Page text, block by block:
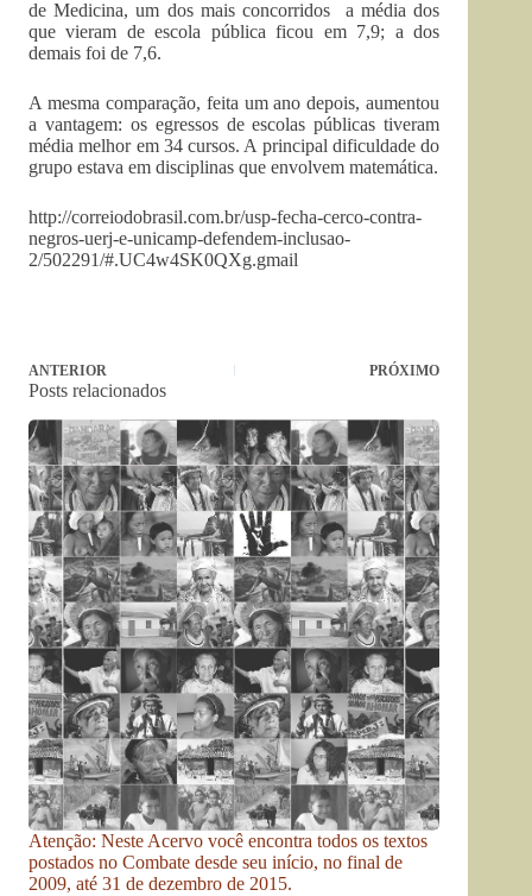
de Medicina, um dos mais concorridos a média dos
que vieram de escola pública ficou em 7,9; a dos
demais foi de 7,6.
A mesma comparação, feita um ano depois, aumentou
a vantagem: os egressos de escolas públicas tiveram
média melhor em 34 cursos. A principal dificuldade do
grupo estava em disciplinas que envolvem matemática.
http://correiodobrasil.com.br/usp-fecha-cerco-contra-
negros-uerj-e-unicamp-defendem-inclusao-
2/502291/#.UC4w4SK0QXg.gmail
ANTERIOR PRÓXIMO
Posts relacionados
Atenção: Neste Acervo você encontra todos os textos
postados no Combate desde seu início, no final de
2009, até 31 de dezembro de 2015.